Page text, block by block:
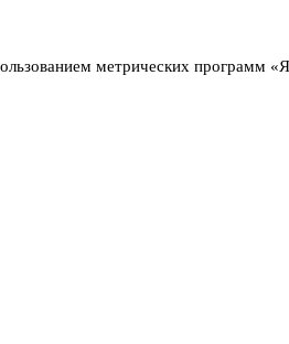
метрических программ